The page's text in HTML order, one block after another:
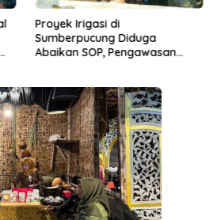
Proyek Irigasi di
Sumberpucung Diduga
Abaikan SOP, Pengawasan